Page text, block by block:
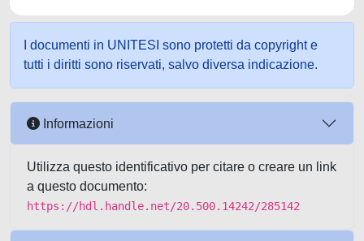
I documenti in UNITESI sono protetti da copyright e
tutti i diritti sono riservati, salvo diversa indicazione.
Informazioni
Utilizza questo identificativo per citare o creare un link
a questo documento:
https://hdl.handle.net/20.500.14242/285142